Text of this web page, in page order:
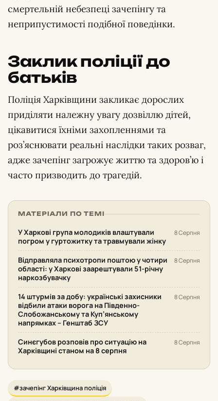
смертельній небезпеці зачепінгу та
неприпустимості подібної поведінки.
Заклик поліції до
батьків
Поліція Харківщини закликає дорослих
приділяти належну увагу дозвіллю дітей,
цікавитися їхніми захопленнями та
роз’яснювати реальні наслідки таких розваг,
адже зачепінг загрожує життю та здоров’ю і
часто призводить до трагедій.
МАТЕРІАЛИ ПО ТЕМІ
У Харкові група молодиків влаштували
погром у гуртожитку та травмували жінку
8 Серпня
Відправляла психотропи поштою у чотири
області: у Харкові заарештували 51-річну
наркозбувачку
8 Серпня
14 штурмів за добу: українські захисники
відбили атаки ворога на Південно-
Слобожанському та Куп’янському
напрямках – Генштаб ЗСУ
8 Серпня
Синєгубов розповів про ситуацію на
Харківщині станом на 8 серпня
8 Серпня
#зачепінг Харківщина поліція